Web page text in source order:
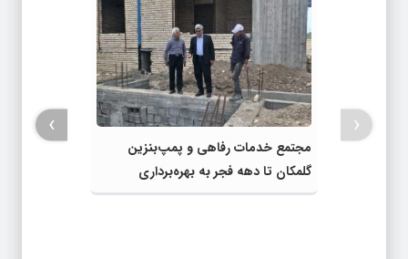
مجتمع خدمات رفاهی و پمپ‌بنزین
گلمکان تا دهه فجر به بهره‌برداری
می‌رسد
‹
›